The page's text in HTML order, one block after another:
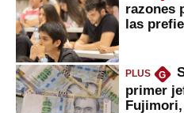
razones
las
PLUS G
primer
Fujimori,